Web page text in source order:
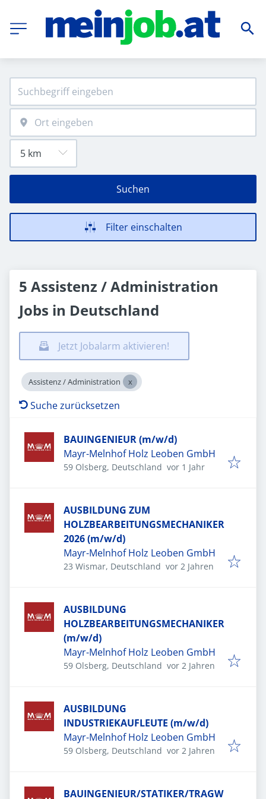
Suchen
Filter einschalten
5 Assistenz / Administration
Jobs in Deutschland
Jetzt Jobalarm aktivieren!
Assistenz / Administration
Suche zurücksetzen
BAUINGENIEUR (m/w/d)
Mayr-Melnhof Holz Leoben GmbH
59 Olsberg, Deutschland Veröffentlicht
vor 1 Jahr
AUSBILDUNG ZUM
HOLZBEARBEITUNGSMECHANIKER
2026 (m/w/d)
Mayr-Melnhof Holz Leoben GmbH
23 Wismar, Deutschland Veröffentlicht
vor 2 Jahren
AUSBILDUNG
HOLZBEARBEITUNGSMECHANIKER
(m/w/d)
Mayr-Melnhof Holz Leoben GmbH
59 Olsberg, Deutschland Veröffentlicht
vor 2 Jahren
AUSBILDUNG
INDUSTRIEKAUFLEUTE (m/w/d)
Mayr-Melnhof Holz Leoben GmbH
59 Olsberg, Deutschland Veröffentlicht
vor 2 Jahren
BAUINGENIEUR/STATIKER/TRAGW